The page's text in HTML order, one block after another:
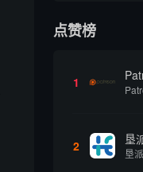
点赞榜
1
2 垦